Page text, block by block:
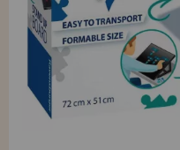
LIQUIDACIONES
INFORMACIÓN
955 333 133
Quiero registrarme como
nuevo
Al crear una cuenta en
rápidamente en nuestra tienda
y consultar tus operaciones
¡Adelante! Te estábamos